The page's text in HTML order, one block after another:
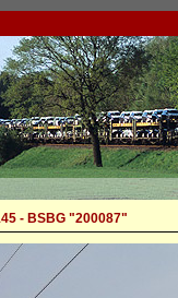
- BSBG "200087"